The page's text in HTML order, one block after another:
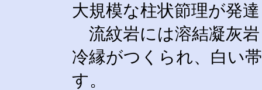
大規模な柱状節理が発
流紋岩には溶結凝灰
冷縁がつくられ、白い
す。